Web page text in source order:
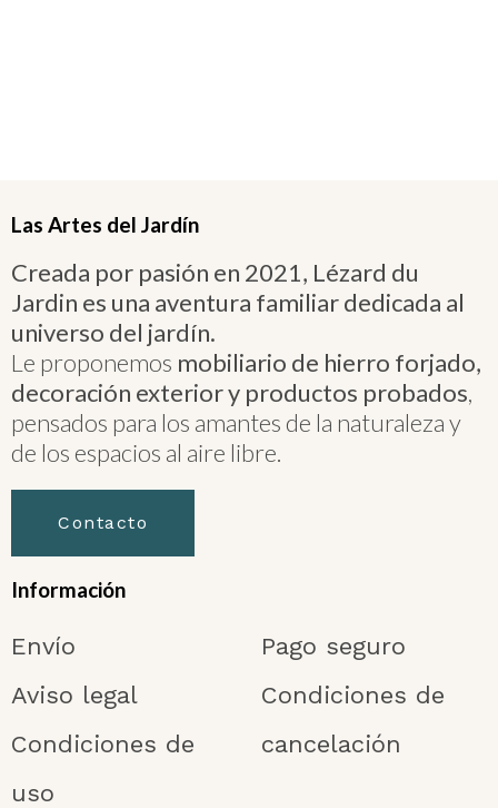
Las Artes del Jardín
Creada por pasión en 2021, Lézard du
Jardin es una aventura familiar dedicada al
universo del jardín.
Le proponemos mobiliario de hierro forjado,
decoración exterior y productos probados,
pensados para los amantes de la naturaleza y
de los espacios al aire libre.
Contacto
Información
Envío
Aviso legal
Condiciones de
uso
Pago seguro
Condiciones de
cancelación